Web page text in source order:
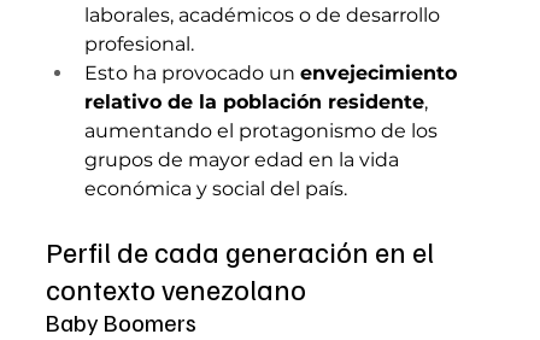
laborales, académicos o de desarrollo
profesional.
Esto ha provocado un envejecimiento
relativo de la población residente,
aumentando el protagonismo de los
grupos de mayor edad en la vida
económica y social del país.
Perfil de cada generación en el
contexto venezolano
Baby Boomers